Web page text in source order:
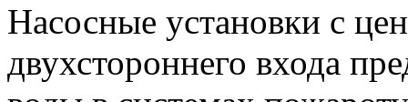
Насосные установки с
двухстороннего входа